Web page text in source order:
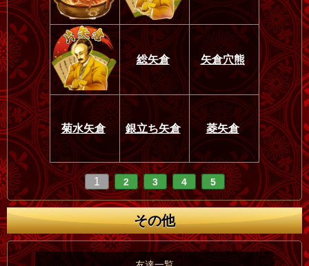
総矢倉 矢倉穴熊
菊水矢倉 銀立ち矢倉 菱矢倉
1 2 3 4 5
その他